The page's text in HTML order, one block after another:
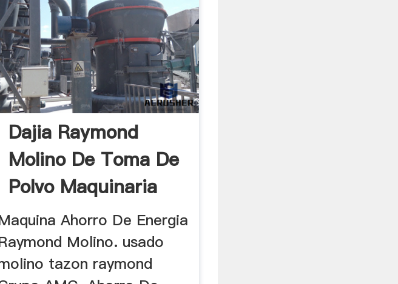
Dajia Raymond
Molino De Toma De
Polvo Maquinaria
Ahorro De Energia
Molino. usado
tazon raymond